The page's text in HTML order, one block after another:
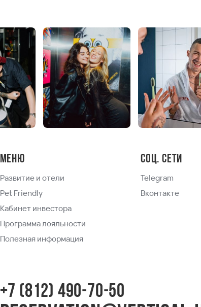
Меню
Развитие и отели
Pet Friendly
Кабинет инвестора
Программа лояльности
Полезная информация
Соц. сети
Telegram
Вконтакте
+7 (812) 490-70-50